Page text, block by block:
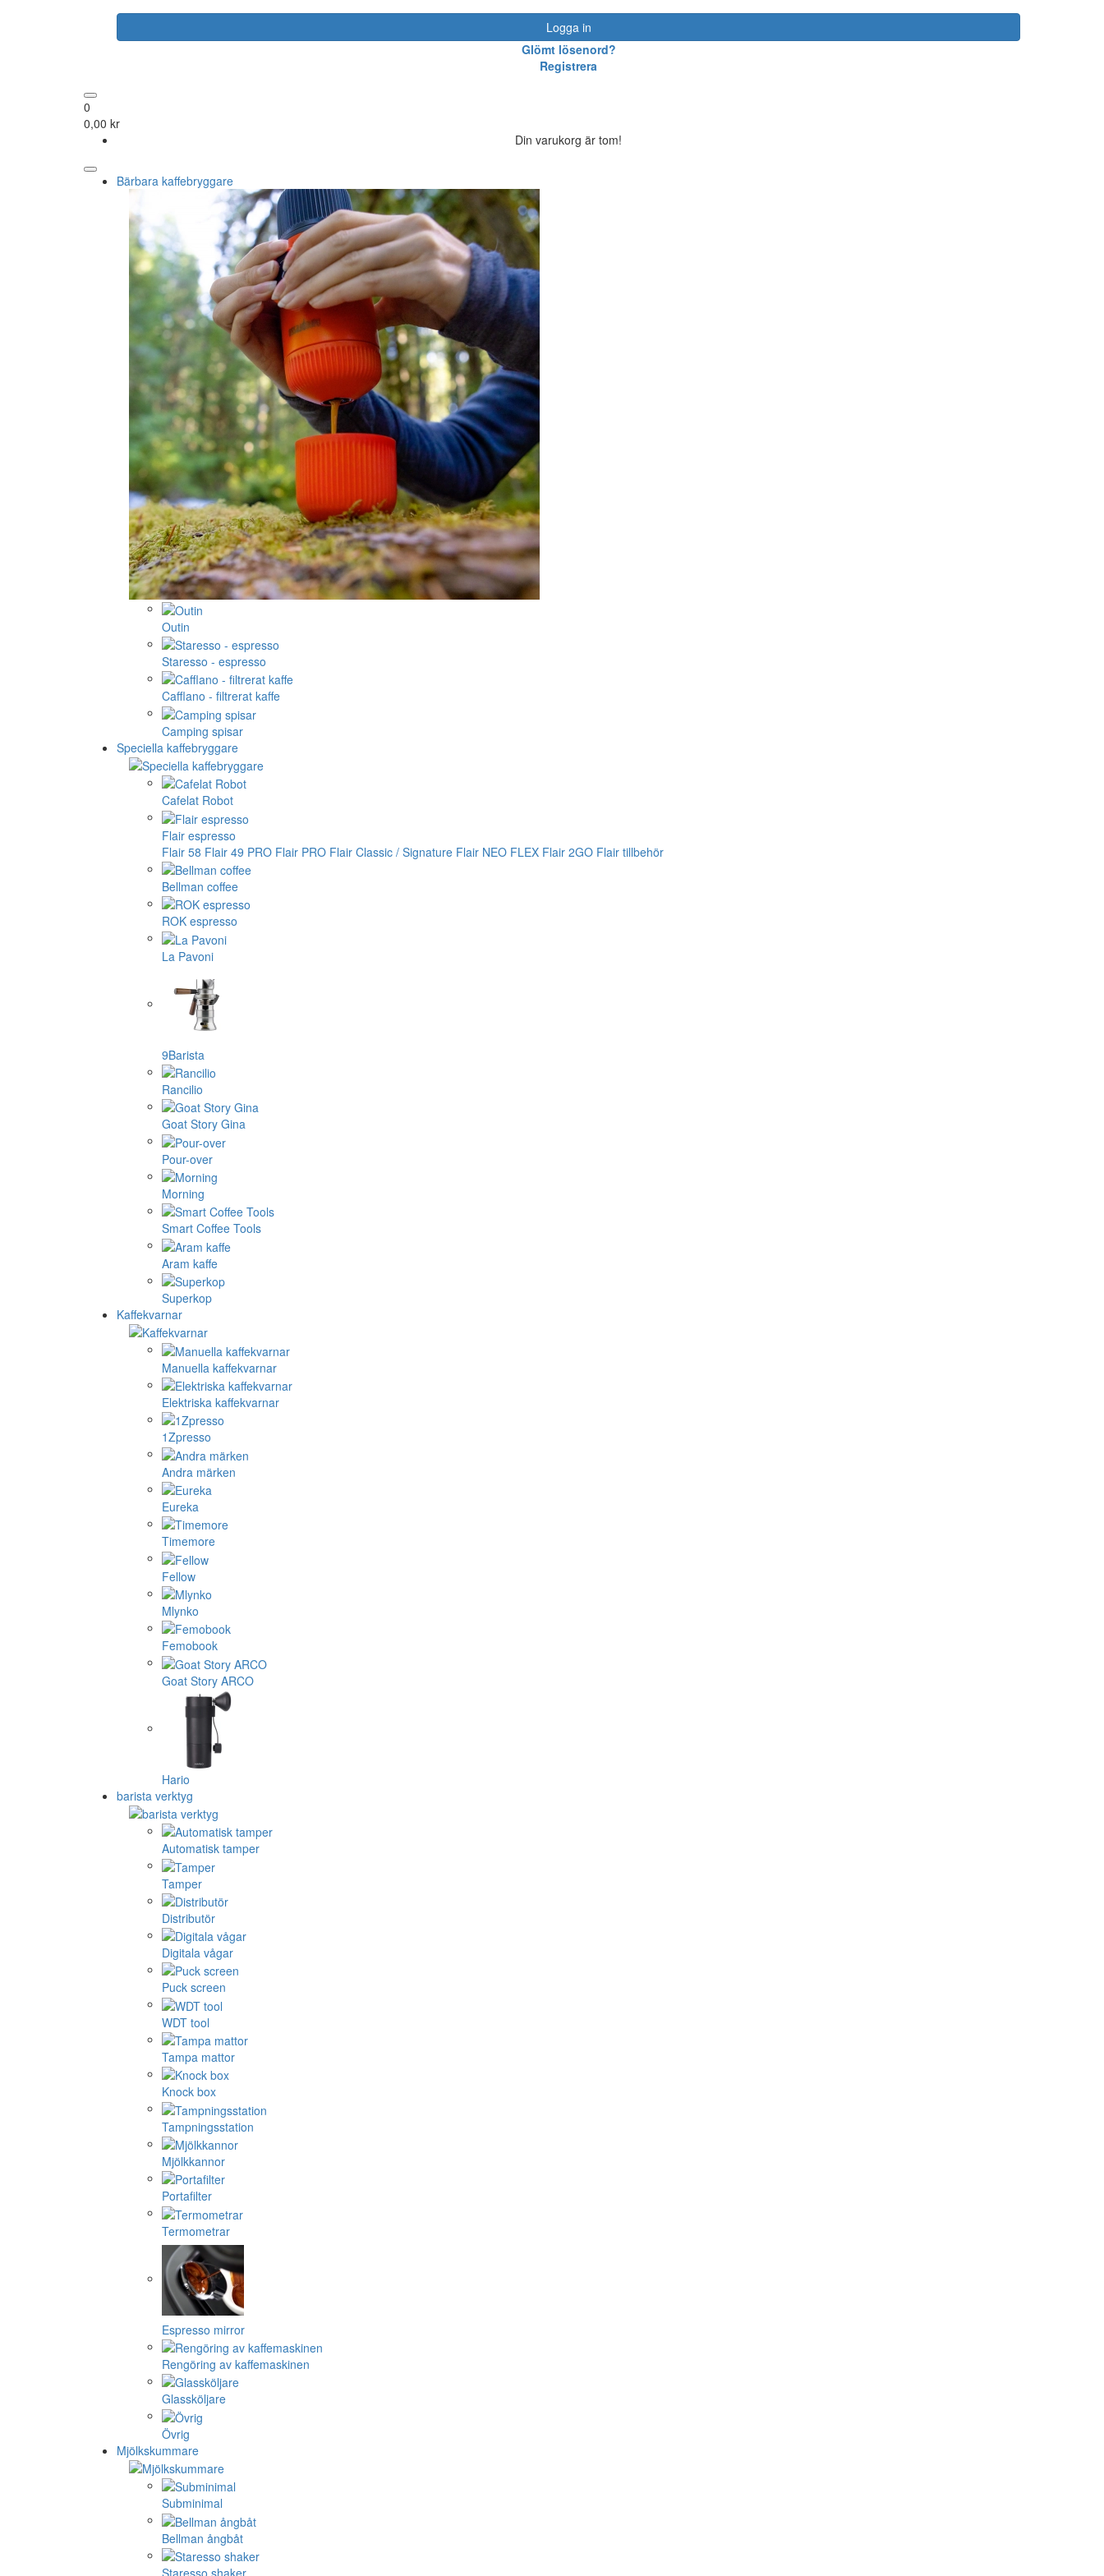
Logga in
Glömt lösenord?
Registrera
0
0,00 kr
Din varukorg är tom!
Bärbara kaffebryggare
Outin
Staresso - espresso
Cafflano - filtrerat kaffe
Camping spisar
Speciella kaffebryggare
Cafelat Robot
Flair espresso
Flair 58 Flair 49 PRO Flair PRO Flair Classic / Signature Flair NEO FLEX Flair 2GO Flair tillbehör
Bellman coffee
ROK espresso
La Pavoni
9Barista
Rancilio
Goat Story Gina
Pour-over
Morning
Smart Coffee Tools
Aram kaffe
Superkop
Kaffekvarnar
Manuella kaffekvarnar
Elektriska kaffekvarnar
1Zpresso
Andra märken
Eureka
Timemore
Fellow
Mlynko
Femobook
Goat Story ARCO
Hario
barista verktyg
Automatisk tamper
Tamper
Distributör
Digitala vågar
Puck screen
WDT tool
Tampa mattor
Knock box
Tampningsstation
Mjölkkannor
Portafilter
Termometrar
Espresso mirror
Rengöring av kaffemaskinen
Glassköljare
Övrig
Mjölkskummare
Subminimal
Bellman ångbåt